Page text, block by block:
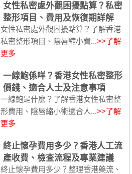
女性私密處外觀困擾點算？私密
整形項目、費用及恢復期詳解
女性私密處外觀困擾點算？了解香港
私密整形項目、陰唇縮小費...>>了解
更多
一線鮑係咩？香港女性私密整形
價錢、適合人士及注意事項
一線鮑是什麼？了解香港女性私密整
形費用、陰唇縮小術適合人...>>了解
更多
終止懷孕費用多少？香港人工流
產收費、檢查流程及專業建議
終止懷孕費用多少？整理香港藥流、